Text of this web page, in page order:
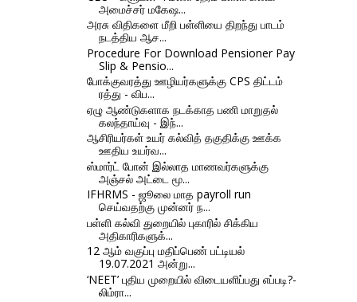
அமைச்சர் மகேஷ...
அரசு விதிகளை மீறி பள்ளியை திறந்து பாடம்
நடத்திய ஆச...
Procedure For Download Pensioner Pay
Slip & Pensio...
போக்குவரத்து ஊழியர்களுக்கு CPS திட்டம்
ரத்து - விப...
ஏழு ஆண்டுகளாக நடக்காத பணி மாறுதல்
கலந்தாய்வு - இந்...
ஆசிரியர்கள் உயர் கல்வித் தகுதிக்கு ஊக்க
ஊதிய உயர்வ...
ஸ்மார்ட் போன் இல்லாத மாணவர்களுக்கு
அஞ்சல் அட்டை மூ...
IFHRMS - ஜூலை மாத payroll run
செய்வதற்கு முன்னர் ந...
பள்ளி கல்வி துறையில் புகாரில் சிக்கிய
அதிகாரிகளுக்...
12 ஆம் வகுப்பு மதிப்பெண் பட்டியல்
19.07.2021 அன்று...
‘NEET’ புதிய முறையில் விடையளிப்பது எப்படி?-
லிம்ரா...